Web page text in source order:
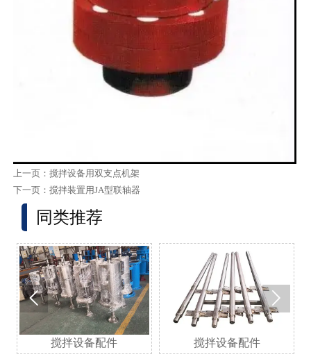
上一页： 搅拌设备用双支点机架
下一页： 搅拌装置用JA型联轴器
同类推荐
搅拌设备配件 搅拌设备配件
 